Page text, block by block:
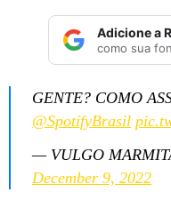
Adicione a
como sua
GENTE? COMO
@SpotifyBrasil
— VULGO
December 9, 2022